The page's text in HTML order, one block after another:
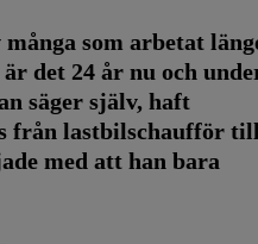
som arbetat
det 24 år nu och
säger själv, haft
från lastbilschaufför
med att han bara